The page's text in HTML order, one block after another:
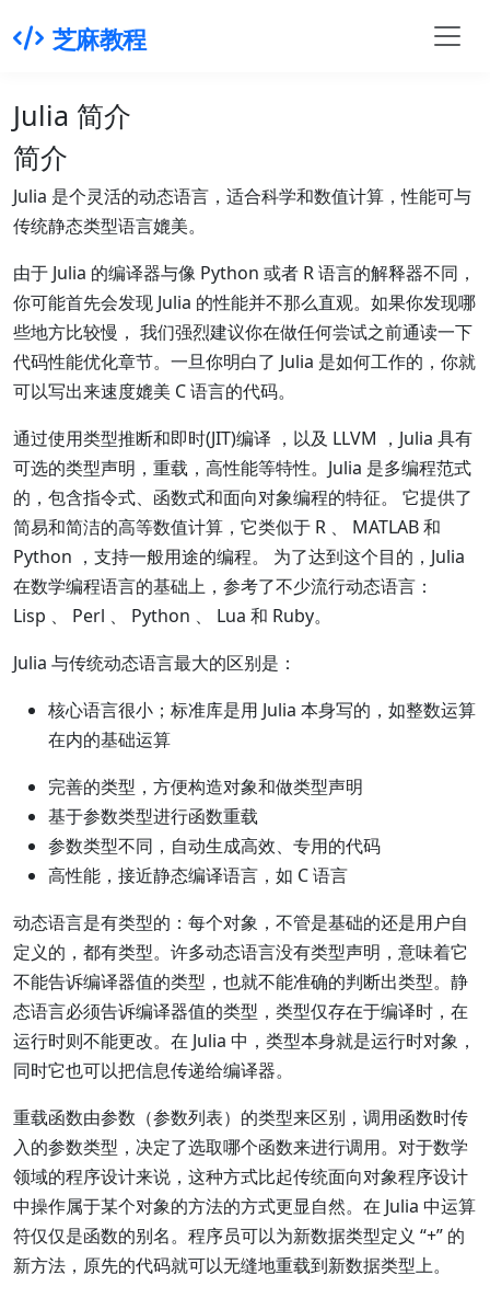
芝麻教程
Julia 简介
简介
Julia 是个灵活的动态语言，适合科学和数值计算，性能可与
传统静态类型语言媲美。
由于 Julia 的编译器与像 Python 或者 R 语言的解释器不同，
你可能首先会发现 Julia 的性能并不那么直观。如果你发现哪
些地方比较慢， 我们强烈建议你在做任何尝试之前通读一下
代码性能优化章节。一旦你明白了 Julia 是如何工作的，你就
可以写出来速度媲美 C 语言的代码。
通过使用类型推断和即时(JIT)编译 ，以及 LLVM ，Julia 具有
可选的类型声明，重载，高性能等特性。Julia 是多编程范式
的，包含指令式、函数式和面向对象编程的特征。 它提供了
简易和简洁的高等数值计算，它类似于 R 、 MATLAB 和
Python ，支持一般用途的编程。 为了达到这个目的，Julia
在数学编程语言的基础上，参考了不少流行动态语言：
Lisp 、 Perl 、 Python 、 Lua 和 Ruby。
Julia 与传统动态语言最大的区别是：
核心语言很小；标准库是用 Julia 本身写的，如整数运算
在内的基础运算
完善的类型，方便构造对象和做类型声明
基于参数类型进行函数重载
参数类型不同，自动生成高效、专用的代码
高性能，接近静态编译语言，如 C 语言
动态语言是有类型的：每个对象，不管是基础的还是用户自
定义的，都有类型。许多动态语言没有类型声明，意味着它
不能告诉编译器值的类型，也就不能准确的判断出类型。静
态语言必须告诉编译器值的类型，类型仅存在于编译时，在
运行时则不能更改。在 Julia 中，类型本身就是运行时对象，
同时它也可以把信息传递给编译器。
重载函数由参数（参数列表）的类型来区别，调用函数时传
入的参数类型，决定了选取哪个函数来进行调用。对于数学
领域的程序设计来说，这种方式比起传统面向对象程序设计
中操作属于某个对象的方法的方式更显自然。在 Julia 中运算
符仅仅是函数的别名。程序员可以为新数据类型定义 “+” 的
新方法，原先的代码就可以无缝地重载到新数据类型上。